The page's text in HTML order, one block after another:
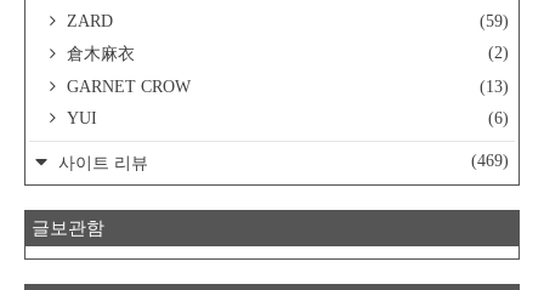
ZARD
(59)
倉木麻衣
(2)
GARNET CROW
(13)
YUI
(6)
사이트 리뷰 (469)
글보관함